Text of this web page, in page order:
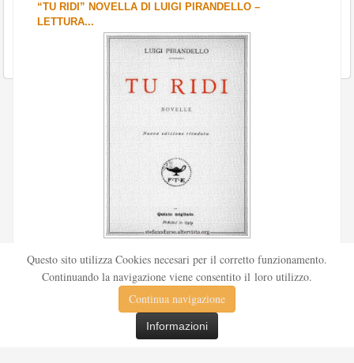
“TU RIDI” NOVELLA DI LUIGI PIRANDELLO –
LETTURA...
Pubblicata nel 1912 sul «Corriere della sera», la novella Tu
ridi fu successivamente inserita nella ...
Questo sito utilizza Cookies necesari per il corretto funzionamento.
Continuando la navigazione viene consentito il loro utilizzo.
Continua navigazione
Informazioni